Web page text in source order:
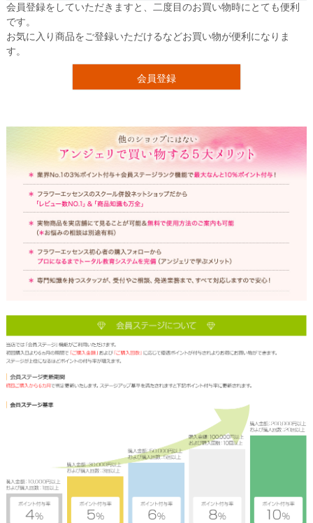
会員登録をしていただきますと、二度目のお買い物時にとても便利
です。
お気に入り商品をご登録いただけるなどお買い物が便利になりま
す。
会員登録